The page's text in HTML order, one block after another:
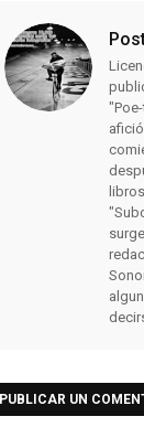
PUBLICAR UN